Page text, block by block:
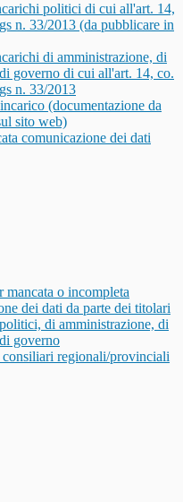
politici di cui all'art. 14,
n. 33/2013 (da pubblicare in
di amministrazione, di
governo di cui all'art. 14, co.
n. 33/2013
(documentazione da
sito web)
comunicazione dei dati
mancata o incompleta
dei dati da parte dei titolari
di amministrazione, di
governo
regionali/provinciali